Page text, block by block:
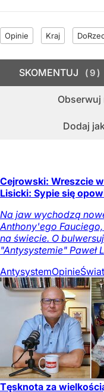
Opinie Kraj
Obserwuj
Dodaj
SKOMENTUJ 9
Cejrowski: Wreszcie
Lisicki: Sypie się
Na jaw wychodzą
Anthony'ego
na świecie. O
"Antysystemie" Paweł
AntysystemOpinieŚwiat
Tęsknota za